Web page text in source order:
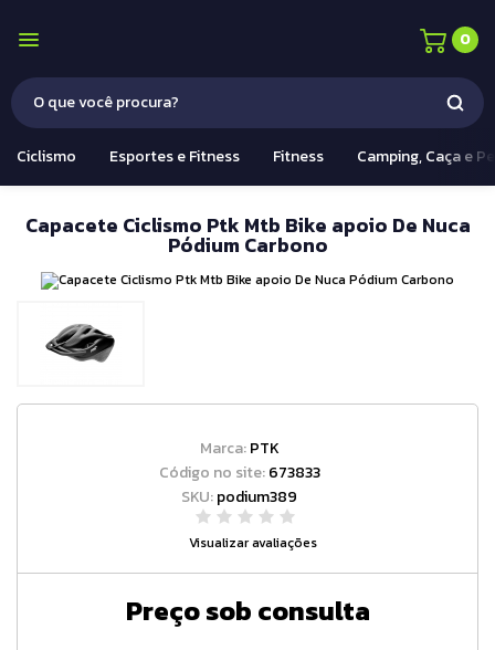
0
Ciclismo Esportes e Fitness Fitness Camping, Caça e
Capacete Ciclismo Ptk Mtb Bike apoio De Nuca
Pódium Carbono
Marca:PTK
Código no site:673833
SKU:podium389
Visualizar avaliações
Preço sob consulta